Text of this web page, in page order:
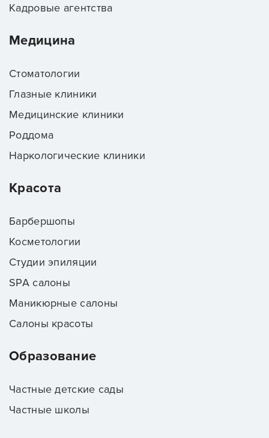
Кадровые агентства
Медицина
Стоматологии
Глазные клиники
Медицинские клиники
Роддома
Наркологические клиники
Красота
Барбершопы
Косметологии
Студии эпиляции
SPA салоны
Маникюрные салоны
Салоны красоты
Образование
Частные детские сады
Частные школы